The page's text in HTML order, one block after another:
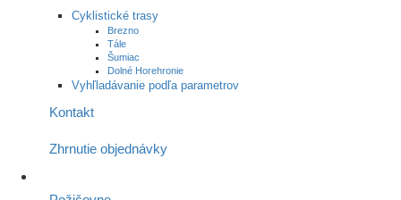
Cyklistické trasy
Brezno
Tále
Šumiac
Dolné Horehronie
Vyhľladávanie podľa parametrov
Kontakt
Zhrnutie objednávky